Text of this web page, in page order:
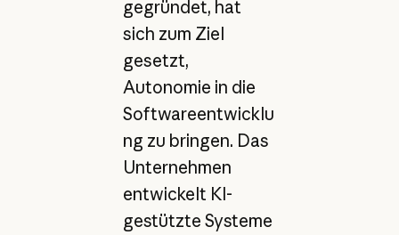
gegründet, hat
sich zum Ziel
gesetzt,
Autonomie in die
Softwareentwicklu
ng zu bringen. Das
Unternehmen
entwickelt KI-
gestützte Systeme